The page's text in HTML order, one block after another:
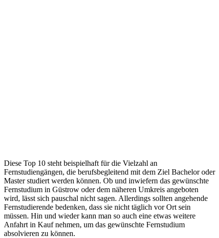
Diese Top 10 steht beispielhaft für die Vielzahl an
Fernstudiengängen, die berufsbegleitend mit dem Ziel Bachelor oder
Master studiert werden können. Ob und inwiefern das gewünschte
Fernstudium in Güstrow oder dem näheren Umkreis angeboten
wird, lässt sich pauschal nicht sagen. Allerdings sollten angehende
Fernstudierende bedenken, dass sie nicht täglich vor Ort sein
müssen. Hin und wieder kann man so auch eine etwas weitere
Anfahrt in Kauf nehmen, um das gewünschte Fernstudium
absolvieren zu können.